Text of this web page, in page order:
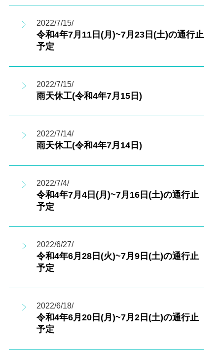
2022/7/15/
令和4年7月11日(月)~7月23日(土)の通行止
予定
2022/7/15/
雨天休工(令和4年7月15日)
2022/7/14/
雨天休工(令和4年7月14日)
2022/7/4/
令和4年7月4日(月)~7月16日(土)の通行止
予定
2022/6/27/
令和4年6月28日(火)~7月9日(土)の通行止
予定
2022/6/18/
令和4年6月20日(月)~7月2日(土)の通行止
予定